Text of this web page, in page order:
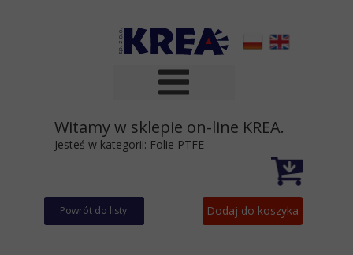
Powrót do listy Dodaj do koszyka
Witamy w sklepie on-line KREA.
Jesteś w kategorii: Folie PTFE